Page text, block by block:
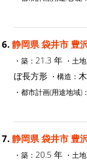
6. 静岡県 袋井市 豊
・築： 21.3 年 ・土
ぼ長方形 ・構造：
・都市計画(用途地域)：
7. 静岡県 袋井市 豊
・築： 20.5 年 ・土